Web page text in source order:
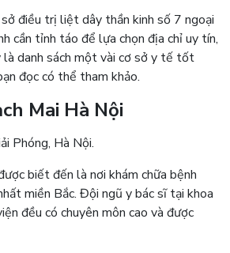
sở điều trị liệt dây thần kinh số 7 ngoại
cần tỉnh táo để lựa chọn địa chỉ uy tín,
danh sách một vài cơ sở y tế tốt
đọc có thể tham khảo.
Mai Hà Nội
Phóng, Hà Nội.
biết đến là nơi khám chữa bệnh
miền Bắc. Đội ngũ y bác sĩ tại khoa
đều có chuyên môn cao và được